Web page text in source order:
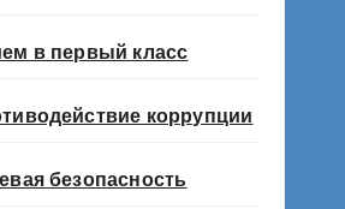
в первый класс
коррупции
безопасность